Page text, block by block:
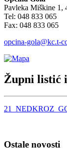
Pavleka Miškine 1,
Tel: 048 833 065
Fax: 048 833 065
opcina-gola@kc.t-
Župni listić
Ostale novosti